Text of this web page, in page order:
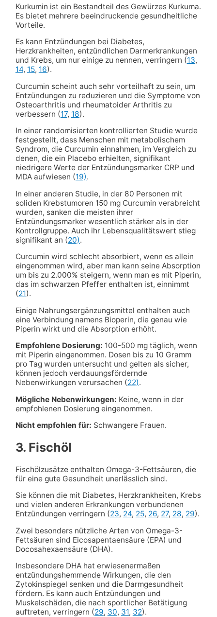
Kurkumin ist ein Bestandteil des Gewürzes Kurkuma.
Es bietet mehrere beeindruckende gesundheitliche
Vorteile.
Es kann Entzündungen bei Diabetes,
Herzkrankheiten, entzündlichen Darmerkrankungen
und Krebs, um nur einige zu nennen, verringern (13,
14, 15, 16).
Curcumin scheint auch sehr vorteilhaft zu sein, um
Entzündungen zu reduzieren und die Symptome von
Osteoarthritis und rheumatoider Arthritis zu
verbessern (17, 18).
In einer randomisierten kontrollierten Studie wurde
festgestellt, dass Menschen mit metabolischem
Syndrom, die Curcumin einnahmen, im Vergleich zu
denen, die ein Placebo erhielten, signifikant
niedrigere Werte der Entzündungsmarker CRP und
MDA aufwiesen (19).
In einer anderen Studie, in der 80 Personen mit
soliden Krebstumoren 150 mg Curcumin verabreicht
wurden, sanken die meisten ihrer
Entzündungsmarker wesentlich stärker als in der
Kontrollgruppe. Auch ihr Lebensqualitätswert stieg
signifikant an (20).
Curcumin wird schlecht absorbiert, wenn es allein
eingenommen wird, aber man kann seine Absorption
um bis zu 2.000% steigern, wenn man es mit Piperin,
das im schwarzen Pfeffer enthalten ist, einnimmt
(21).
Einige Nahrungsergänzungsmittel enthalten auch
eine Verbindung namens Bioperin, die genau wie
Piperin wirkt und die Absorption erhöht.
Empfohlene Dosierung: 100-500 mg täglich, wenn
mit Piperin eingenommen. Dosen bis zu 10 Gramm
pro Tag wurden untersucht und gelten als sicher,
können jedoch verdauungsfördernde
Nebenwirkungen verursachen (22).
Mögliche Nebenwirkungen: Keine, wenn in der
empfohlenen Dosierung eingenommen.
Nicht empfohlen für: Schwangere Frauen.
3. Fischöl
Fischölzusätze enthalten Omega-3-Fettsäuren, die
für eine gute Gesundheit unerlässlich sind.
Sie können die mit Diabetes, Herzkrankheiten, Krebs
und vielen anderen Erkrankungen verbundenen
Entzündungen verringern (23, 24, 25, 26, 27, 28, 29).
Zwei besonders nützliche Arten von Omega-3-
Fettsäuren sind Eicosapentaensäure (EPA) und
Docosahexaensäure (DHA).
Insbesondere DHA hat erwiesenermaßen
entzündungshemmende Wirkungen, die den
Zytokinspiegel senken und die Darmgesundheit
fördern. Es kann auch Entzündungen und
Muskelschäden, die nach sportlicher Betätigung
auftreten, verringern (29, 30, 31, 32).